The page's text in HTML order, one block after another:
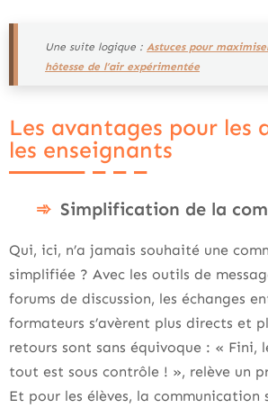
Une suite logique : Astuces pour
hôtesse de l’air expérimentée
Les avantages pour les
les enseignants
Simplification de la
Qui, ici, n’a jamais souhaité une
simplifiée ? Avec les outils de
forums de discussion, les échanges
formateurs s’avèrent plus directs et
retours sont sans équivoque : « Fini,
tout est sous contrôle ! », relève un
Et pour les élèves, la communication